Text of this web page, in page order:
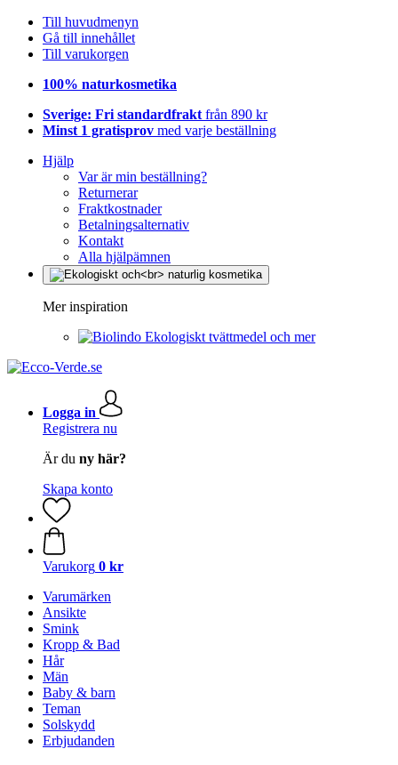
Till huvudmenyn
Gå till innehållet
Till varukorgen
100% naturkosmetika
Sverige: Fri standardfrakt från 890 kr
Minst 1 gratisprov med varje beställning
Hjälp
Var är min beställning?
Returnerar
Fraktkostnader
Betalningsalternativ
Kontakt
Alla hjälpämnen
Mer inspiration
Ekologiskt tvättmedel och mer
Logga in
Registrera nu
Är du ny här?
Skapa konto
Varukorg 0 kr
Varumärken
Ansikte
Smink
Kropp & Bad
Hår
Män
Baby & barn
Teman
Solskydd
Erbjudanden